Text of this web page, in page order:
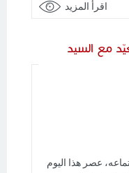
اقرأ المزيد
مع السيد
عصر هذا اليوم